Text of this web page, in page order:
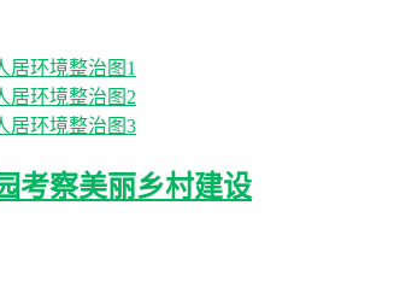
考察美丽乡村建设